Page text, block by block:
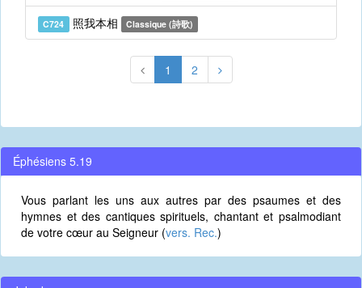
C724 照我本相 Classique (詩歌)
1 2
Éphésiens 5.19
Vous parlant les uns aux autres par des psaumes et des
hymnes et des cantiques spirituels, chantant et psalmodiant
de votre cœur au Seigneur (vers. Rec.)